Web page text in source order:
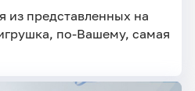
из представленных на
по-Вашему, самая